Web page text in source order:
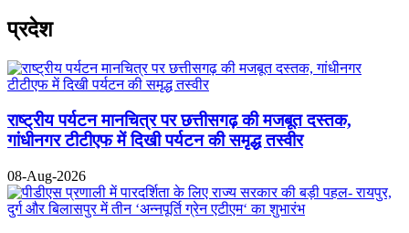
प्रदेश
राष्ट्रीय पर्यटन मानचित्र पर छत्तीसगढ़ की मजबूत दस्तक,
गांधीनगर टीटीएफ में दिखी पर्यटन की समृद्ध तस्वीर
08-Aug-2026